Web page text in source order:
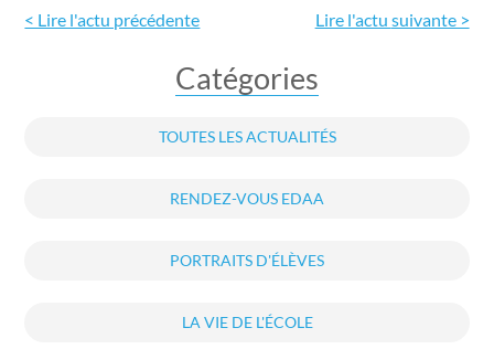
< Lire l'actu précédente Lire l'actu suivante >
Catégories
TOUTES LES ACTUALITÉS
RENDEZ-VOUS EDAA
PORTRAITS D'ÉLÈVES
LA VIE DE L'ÉCOLE